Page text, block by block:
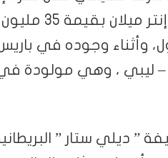
قبل
” ديلي ستار ”